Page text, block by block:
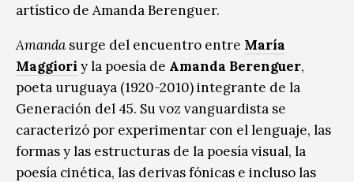
artístico de Amanda Berenguer.
Amanda surge del encuentro entre María
Maggiori y la poesía de Amanda Berenguer,
poeta uruguaya (1920-2010) integrante de la
Generación del 45. Su voz vanguardista se
caracterizó por experimentar con el lenguaje, las
formas y las estructuras de la poesía visual, la
poesía cinética, las derivas fónicas e incluso las